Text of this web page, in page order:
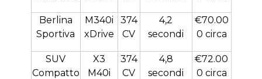
Berlina
Sportiva
M340i
xDrive
374
CV
4,2
secondi
€70.00
0 circa
SUV
Compatto
X3
M40i
374
CV
4,8
secondi
€72.00
0 circa